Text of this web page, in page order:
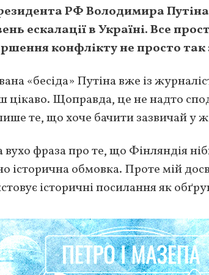
РФ Володимира
ескалації в Україні. Все
конфлікту не просто так
«бесіда» Путіна вже із
цікаво. Щоправда, це не надто
те, що хоче бачити зазвичай у
вухо фраза про те, що Фінляндія
історична обмовка. Проте мій
історичні посилання як